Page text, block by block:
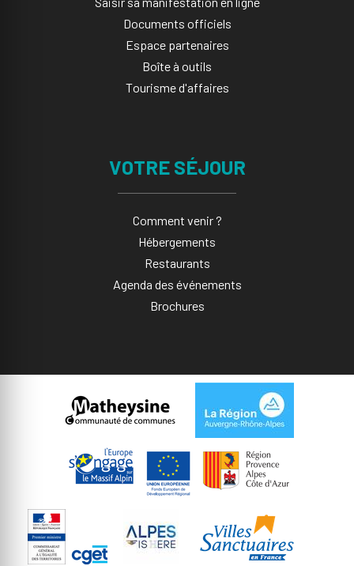
Documents officiels
Espace partenaires
Boîte à outils
Tourisme d'affaires
VOTRE SÉJOUR
Comment venir ?
Hébergements
Restaurants
Agenda des événements
Brochures